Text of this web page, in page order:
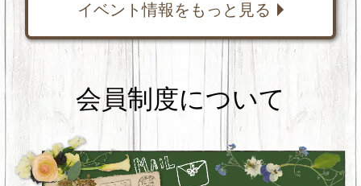
イベント情報をもっと見る
会員制度について